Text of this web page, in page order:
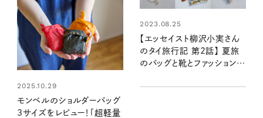
2025.10.29
モンベルのショルダーバッグ
3サイズをレビュー！「超軽量
2023.08.25
【エッセイスト柳沢小実さん
のタイ旅行記 第2話】 夏旅
のバッグと靴とファッション小